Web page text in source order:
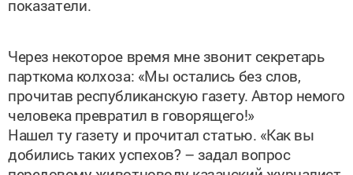
парткома колхоза: «Мы остались без слов,
прочитав республиканскую газету. Автор немого
человека превратил в говорящего!»
Нашел ту газету и прочитал статью. «Как вы
добились таких успехов? – задал вопрос
передовому животноводу казанский журналист.